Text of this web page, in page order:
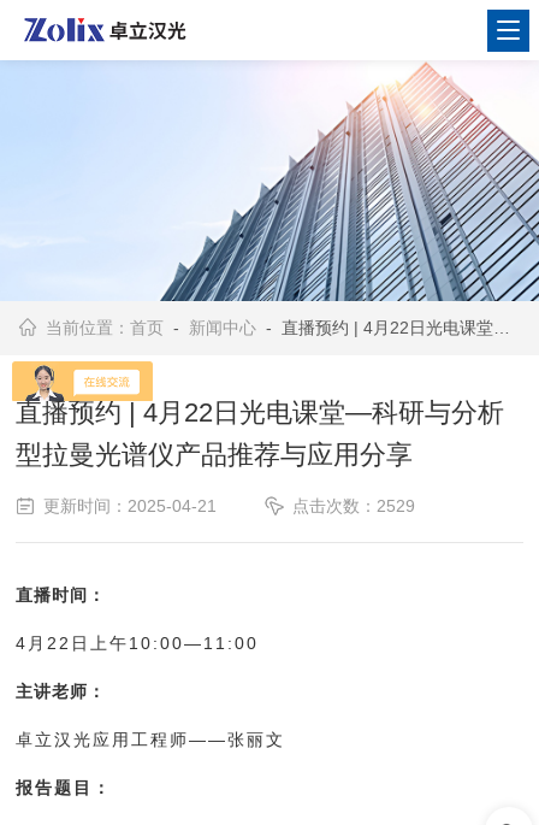
当前位置：首页 - 新闻中心 - 直播预约 | 4月22日光电课堂—科研与分析型拉曼光谱仪产品推荐与应用分享
直播预约 | 4月22日光电课堂—科研与分析
型拉曼光谱仪产品推荐与应用分享
更新时间：2025-04-21 点击次数：2529
直播时间：
4月22日上午10:00—11:00
主讲老师：
卓立汉光应用工程师——张丽文
报告题目：